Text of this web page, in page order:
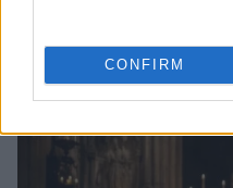
CONFIRM
Alessandro Tassinari · 7 Ago 2026
NEWS